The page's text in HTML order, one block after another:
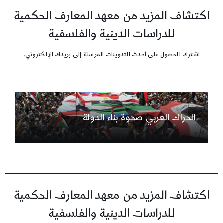
اكتشاف المزيد من معهد المعارف الحكمية
للدراسات الدينية والفلسفية
اشترك للحصول على أحدث التدوينات المرسلة إلى بريدك الإلكتروني.
الحراك العربيّ صحوة بناء الدولة
اكتشاف المزيد من معهد المعارف الحكمية
للدراسات الدينية والفلسفية